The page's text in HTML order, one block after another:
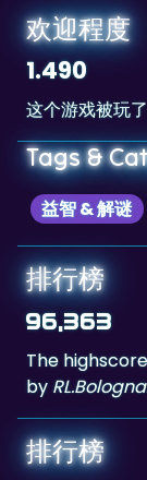
欢迎程度
1.490
这个游戏被玩
Tags &
益智 & 解谜
排行榜
96,363
The
by
排行榜